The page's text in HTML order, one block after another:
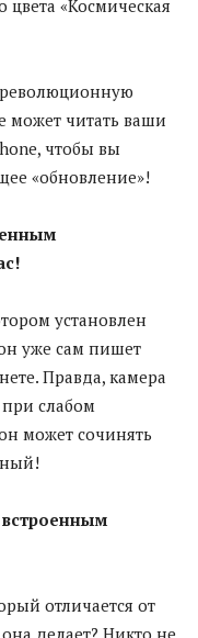
цвета «Космическая
читать ваши
чтобы вы
«обновление»!
установлен
уже сам пишет
Правда, камера
слабом
может сочинять
встроенным
отличается от
делает? Никто не